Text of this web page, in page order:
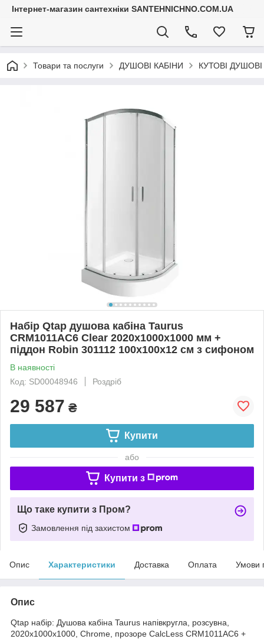
Інтернет-магазин сантехніки SANTEHNICHNO.COM.UA
Товари та послуги ДУШОВІ КАБІНИ КУТОВІ ДУШОВІ
Набір Qtap душова кабіна Taurus
CRM1011AC6 Clear 2020x1000x1000 мм +
піддон Robin 301112 100x100x12 см з сифоном
В наявності
Код: SD00048946
Роздріб
29 587 ₴
Купити
або
Купити з
Що таке купити з Пром?
Замовлення під захистом
Опис Характеристики Доставка Оплата Умови
Опис
Qtap набір: Душова кабіна Taurus напівкругла, розсувна,
2020x1000x1000, Chrome, прозоре CalcLess CRM1011AC6 +